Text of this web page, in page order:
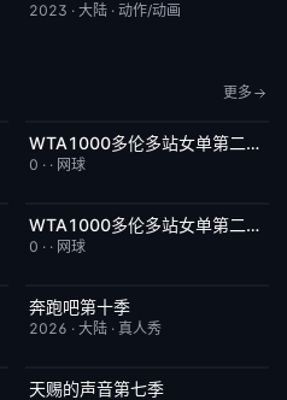
2023 · 大陆 · 动作/动画
更多
8月8日上线 5.0WTA1000多伦多站女单第二轮：帕克斯VS伊埃拉
0 · · 网球
8月8日上线 5.0WTA1000多伦多站女单第二轮：戴伊VS高芙
0 · · 网球
已完结
奔跑吧第十季
2026 · 大陆 · 真人秀
今日更新
天赐的声音第七季